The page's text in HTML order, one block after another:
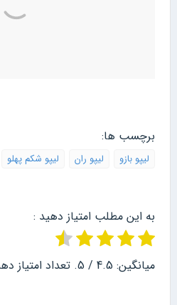
برچسب ها:
لیپو بازو لیپو ران لیپو شکم پهلو
به این مطلب امتیاز دهید :
میانگین: 4.5 / 5. تعداد امتیاز دهندگان: